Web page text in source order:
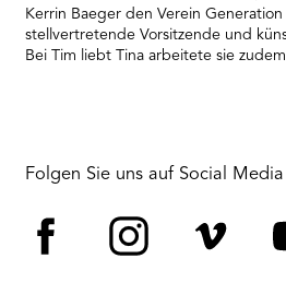
Kerrin Baeger den Verein
stellvertretende Vorsitzende und
Bei Tim liebt Tina arbeitete sie
Folgen Sie uns auf Social Media